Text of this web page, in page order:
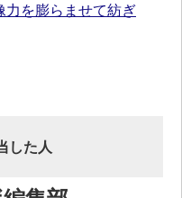
力を膨らませて紡ぎ
した人